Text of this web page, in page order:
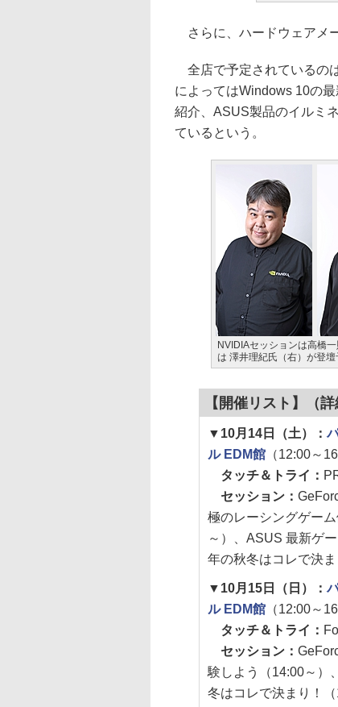
さらに、ハードウェアメ
全店で予定されているの
によってはWindows 10の
紹介、ASUS製品のイルミ
ているという。
NVIDIAセッションは高橋
は 澤井理紀氏（右）が登壇
【開催リスト】（
▼10月14日（土）：
ル EDM館 （12:00～
タッチ＆トライ：
セッション：
極のレーシングゲー
～）、ASUS 最新ゲ
年の秋冬はコレで決ま
▼10月15日（日）：
ル EDM館 （12:00～
タッチ＆トライ：
セッション：
験しよう（14:00～）
冬はコレで決まり！（